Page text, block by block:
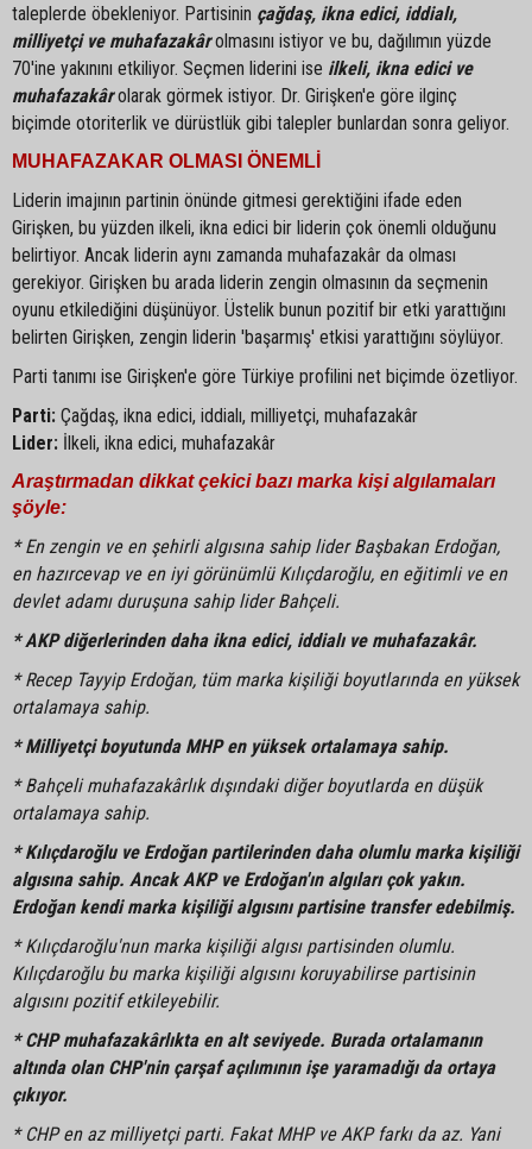
taleplerde öbekleniyor. Partisinin çağdaş, ikna edici, iddialı,
milliyetçi ve muhafazakârolmasını istiyor ve bu, dağılımın yüzde
70'ine yakınını etkiliyor. Seçmen liderini ise ilkeli, ikna edici ve
muhafazakârolarak görmek istiyor. Dr. Girişken'e göre ilginç
biçimde otoriterlik ve dürüstlük gibi talepler bunlardan sonra geliyor.
MUHAFAZAKAR OLMASI ÖNEMLİ
Liderin imajının partinin önünde gitmesi gerektiğini ifade eden
Girişken, bu yüzden ilkeli, ikna edici bir liderin çok önemli olduğunu
belirtiyor. Ancak liderin aynı zamanda muhafazakâr da olması
gerekiyor. Girişken bu arada liderin zengin olmasının da seçmenin
oyunu etkilediğini düşünüyor. Üstelik bunun pozitif bir etki yarattığını
belirten Girişken, zengin liderin 'başarmış' etkisi yarattığını söylüyor.
Parti tanımı ise Girişken'e göre Türkiye profilini net biçimde özetliyor.
Parti: Çağdaş, ikna edici, iddialı, milliyetçi, muhafazakâr
Lider: İlkeli, ikna edici, muhafazakâr
Araştırmadan dikkat çekici bazı marka kişi algılamaları
şöyle:
* En zengin ve en şehirli algısına sahip lider Başbakan Erdoğan,
en hazırcevap ve en iyi görünümlü Kılıçdaroğlu, en eğitimli ve en
devlet adamı duruşuna sahip lider Bahçeli.
* AKP diğerlerinden daha ikna edici, iddialı ve muhafazakâr.
* Recep Tayyip Erdoğan, tüm marka kişiliği boyutlarında en yüksek
ortalamaya sahip.
* Milliyetçi boyutunda MHP en yüksek ortalamaya sahip.
* Bahçeli muhafazakârlık dışındaki diğer boyutlarda en düşük
ortalamaya sahip.
* Kılıçdaroğlu ve Erdoğan partilerinden daha olumlu marka kişiliği
algısına sahip. Ancak AKP ve Erdoğan'ın algıları çok yakın.
Erdoğan kendi marka kişiliği algısını partisine transfer edebilmiş.
* Kılıçdaroğlu'nun marka kişiliği algısı partisinden olumlu.
Kılıçdaroğlu bu marka kişiliği algısını koruyabilirse partisinin
algısını pozitif etkileyebilir.
* CHP muhafazakârlıkta en alt seviyede. Burada ortalamanın
altında olan CHP'nin çarşaf açılımının işe yaramadığı da ortaya
çıkıyor.
* CHP en az milliyetçi parti. Fakat MHP ve AKP farkı da az. Yani